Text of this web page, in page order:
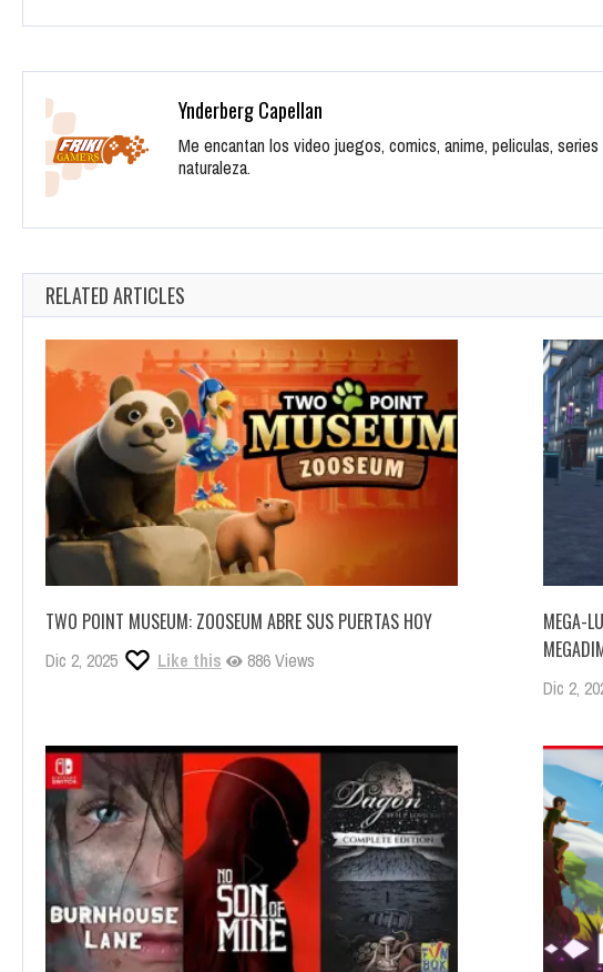
Ynderberg Capellan
Me encantan los video juegos, comics, anime, peliculas,
naturaleza.
RELATED ARTICLES
TWO POINT MUSEUM: ZOOSEUM ABRE SUS PUERTAS HOY
Dic 2, 2025 Like this 886 Views
MEGA-
Dic 2,